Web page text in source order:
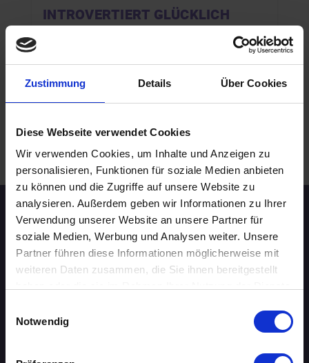
Zustimmung Details Über Cookies
Diese Webseite verwendet Cookies
Wir verwenden Cookies, um Inhalte und Anzeigen zu
personalisieren, Funktionen für soziale Medien anbieten
zu können und die Zugriffe auf unsere Website zu
analysieren. Außerdem geben wir Informationen zu Ihrer
Verwendung unserer Website an unsere Partner für
soziale Medien, Werbung und Analysen weiter. Unsere
Partner führen diese Informationen möglicherweise mit
weiteren Daten zusammen, die Sie ihnen bereitgestellt
Notwendig
INTROVERTIERT GLÜCKLICH
WEITERE EVENTS IN HANNOVER .
Speed-Dating Events
ÜBERSICHT
AUGSBURG